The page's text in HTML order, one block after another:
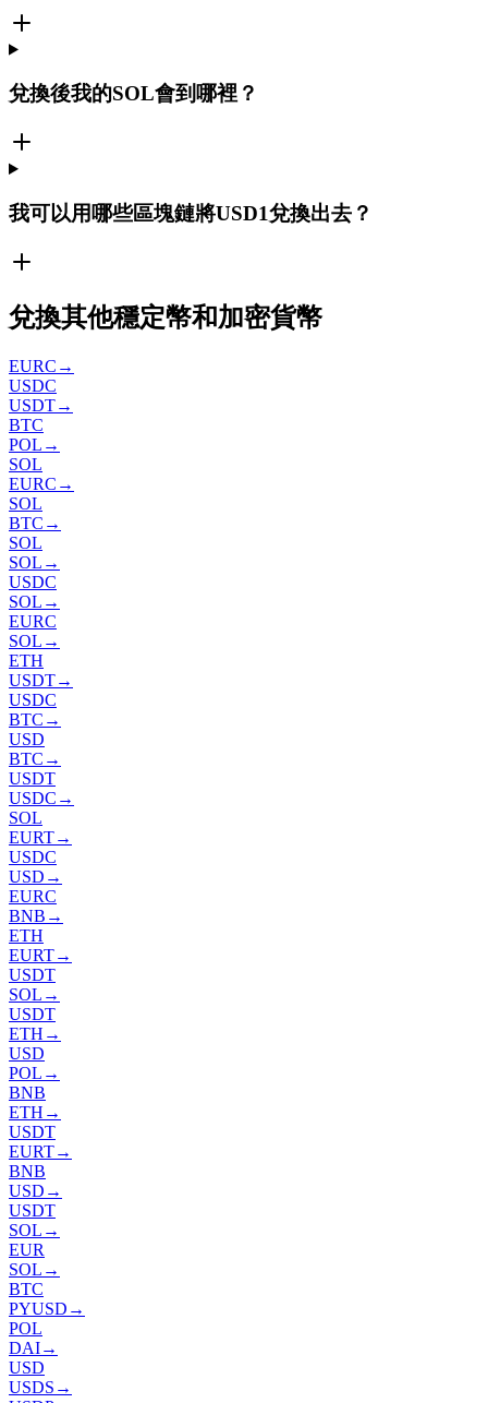
兌換後我的SOL會到哪裡？
我可以用哪些區塊鏈將USD1兌換出去？
兌換其他穩定幣和加密貨幣
EURC →
USDC
USDT→
BTC
POL →
SOL
EURC →
SOL
BTC →
SOL
SOL →
USDC
SOL →
EURC
SOL →
ETH
USDT→
USDC
BTC →
USD
BTC →
USDT
USDC →
SOL
EURT→
USDC
USD →
EURC
BNB →
ETH
EURT→
USDT
SOL →
USDT
ETH →
USD
POL →
BNB
ETH →
USDT
EURT→
BNB
USD →
USDT
SOL →
EUR
SOL →
BTC
PYUSD →
POL
DAI→
USD
USDS →